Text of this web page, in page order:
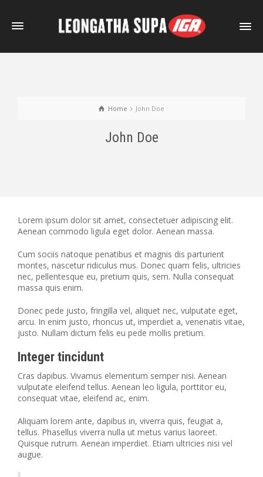
Home John Doe
John Doe
Lorem ipsum dolor sit amet, consectetuer adipiscing elit.
Aenean commodo ligula eget dolor. Aenean massa.
Cum sociis natoque penatibus et magnis dis parturient
montes, nascetur ridiculus mus. Donec quam felis, ultricies
nec, pellentesque eu, pretium quis, sem. Nulla consequat
massa quis enim.
Donec pede justo, fringilla vel, aliquet nec, vulputate eget,
arcu. In enim justo, rhoncus ut, imperdiet a, venenatis vitae,
justo. Nullam dictum felis eu pede mollis pretium.
Integer tincidunt
Cras dapibus. Vivamus elementum semper nisi. Aenean
vulputate eleifend tellus. Aenean leo ligula, porttitor eu,
consequat vitae, eleifend ac, enim.
Aliquam lorem ante, dapibus in, viverra quis, feugiat a,
tellus. Phasellus viverra nulla ut metus varius laoreet.
Quisque rutrum. Aenean imperdiet. Etiam ultricies nisi vel
augue.